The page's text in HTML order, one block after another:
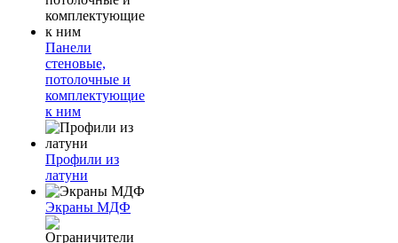
Панели
стеновые,
потолочные и
комплектующие
к ним
Профили из
латуни
Экраны МДФ